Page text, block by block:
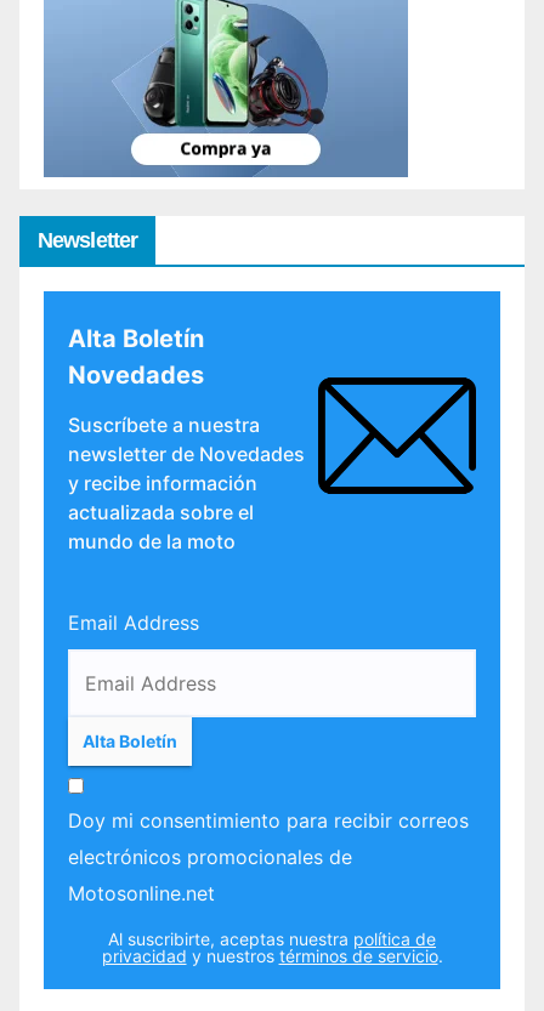
Newsletter
Alta Boletín
Novedades
Suscríbete a nuestra
newsletter de Novedades
y recibe información
actualizada sobre el
mundo de la moto
Email Address
Doy mi consentimiento para recibir correos
electrónicos promocionales de
Motosonline.net
Al suscribirte, aceptas nuestra política de
privacidad y nuestros términos de servicio.